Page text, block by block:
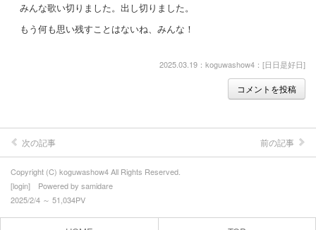
みんな歌い切りました。出し切りました。
もう何も思い残すことはないね、みんな！
2025.03.19：koguwashow4：[日日是好日]
コメントを投稿
次の記事 前の記事
Copyright (C) koguwashow4 All Rights Reserved.
[login] Powered by samidare
2025/2/4 ～ 51,034PV